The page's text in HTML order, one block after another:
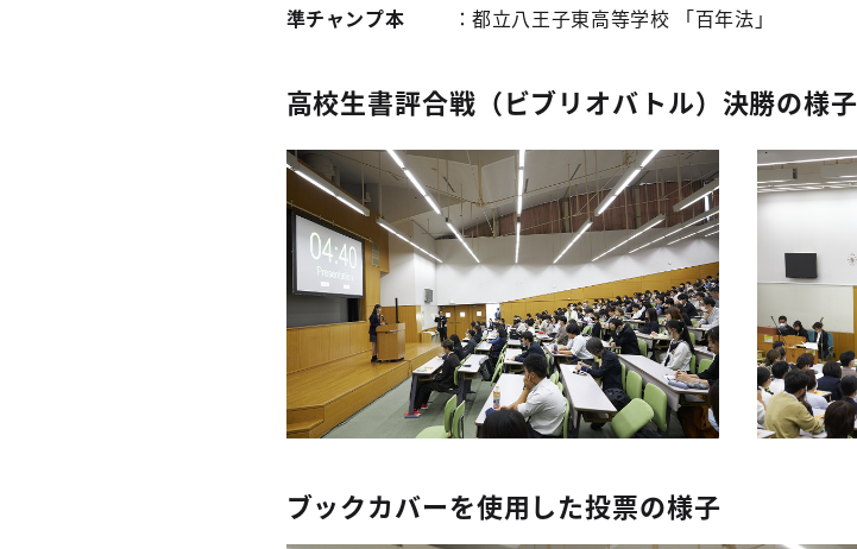
準チャンプ本
：都立八王子東高等学校 「百年法」
高校生書評合戦（ビブリオバトル）決勝の様子
ブックカバーを使用した投票の様子